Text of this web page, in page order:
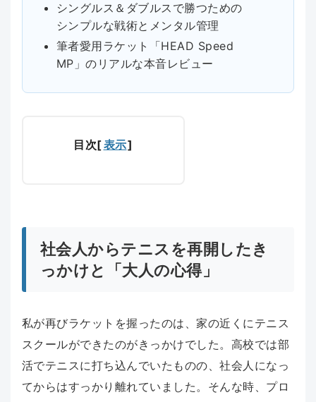
シングルス＆ダブルスで勝つための
シンプルな戦術とメンタル管理
筆者愛用ラケット「HEAD Speed
MP」のリアルな本音レビュー
目次[表示]
社会人からテニスを再開したき
っかけと「大人の心得」
私が再びラケットを握ったのは、家の近くにテニス
スクールができたのがきっかけでした。高校では部
活でテニスに打ち込んでいたものの、社会人になっ
てからはすっかり離れていました。そんな時、プロ